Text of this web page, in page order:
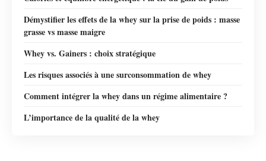
Démystifier les effets de la whey sur la prise de poids : masse
grasse vs masse maigre
Whey vs. Gainers : choix stratégique
Les risques associés à une surconsommation de whey
Comment intégrer la whey dans un régime alimentaire ?
L’importance de la qualité de la whey